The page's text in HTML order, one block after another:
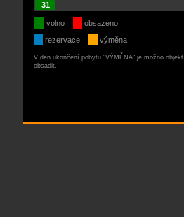
31
volno
obsazeno
rezervace
výměna
V den ukončení pobytu "VÝMĚNA" je možno objekt
obsadit.